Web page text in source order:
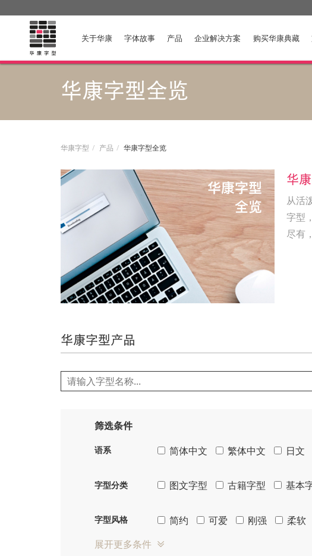
关于华康 字体故事 产品 企业解决方案 购买华康典藏
华康字型全览
华康字型 产品 华康字型全览
华
从活
字型
尽有
华康字型产品
筛选条件
展开更多条件
语系 简体中文 繁体中文 日文
字型分类 图文字型 古籍字型 基本
字型风格 简约 可爱 刚强 柔软